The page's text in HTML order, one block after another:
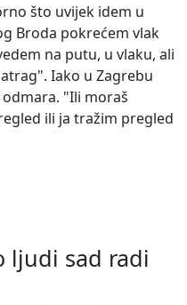
što uvijek idem u
Broda pokrećem vlak
na putu, u vlaku, ali
Iako u Zagrebu
"Ili moraš
ili ja tražim pregled
ljudi sad radi